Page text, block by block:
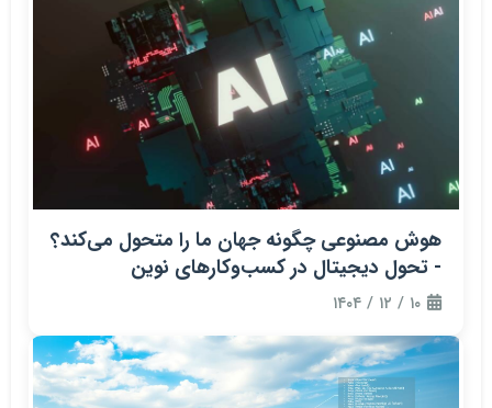
هوش مصنوعی چگونه جهان ما را متحول می‌کند؟
- تحول دیجیتال در کسب‌وکارهای نوین
۱۰ / ۱۲ / ۱۴۰۴